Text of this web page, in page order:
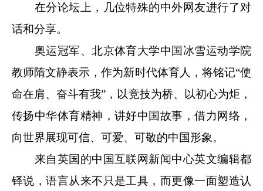
在分论坛上，几位特殊的中外网友进行了对
话和分享。
奥运冠军、北京体育大学中国冰雪运动学院
教师隋文静表示，作为新时代体育人，将铭记“使
命在肩、奋斗有我”，以竞技为桥、以初心为炬，
传扬中华体育精神，讲好中国故事，借力网络，
向世界展现可信、可爱、可敬的中国形象。
来自英国的中国互联网新闻中心英文编辑都
铎说，语言从来不只是工具，而更像一面塑造认